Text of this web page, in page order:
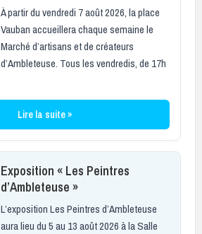
À partir du vendredi 7 août 2026, la place
Vauban accueillera chaque semaine le
Marché d’artisans et de créateurs
d’Ambleteuse. Tous les vendredis, de 17h
Lire la suite »
Exposition « Les Peintres
d’Ambleteuse »
L’exposition Les Peintres d’Ambleteuse
aura lieu du 5 au 13 août 2026 à la Salle